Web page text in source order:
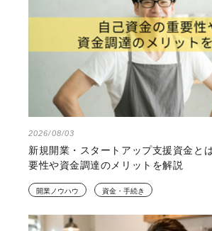
2026/08/03
新規開業・スタートアップ支援資金と
要性や資金調達のメリットを解説
開業ノウハウ 資金・手続き